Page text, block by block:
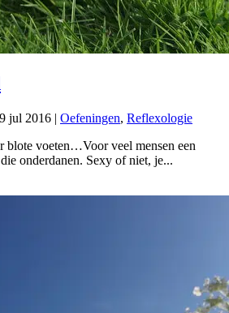
jul 2016 | Oefeningen, Reflexologie
blote voeten…Voor veel mensen een
onderdanen. Sexy of niet, je...